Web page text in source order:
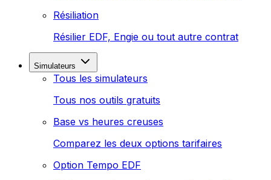
Résiliation
Résilier EDF, Engie ou tout autre contrat
Simulateurs
Tous les simulateurs
Tous nos outils gratuits
Base vs heures creuses
Comparez les deux options tarifaires
Option Tempo EDF